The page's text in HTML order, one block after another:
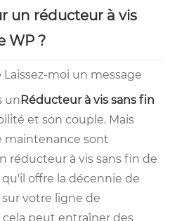
un réducteur à vis
WP ?
Laissez-moi un message
unRéducteur à vis sans fin
et son couple. Mais
maintenance sont
réducteur à vis sans fin de
qu'il offre la décennie de
votre ligne de
peut entraîner des